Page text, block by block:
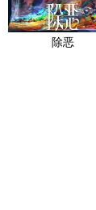
除恶